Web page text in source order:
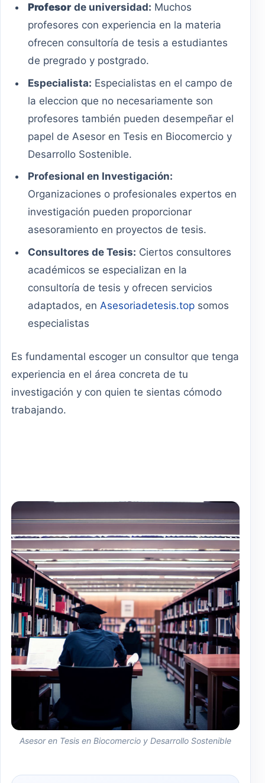
Profesor de universidad: Muchos
profesores con experiencia en la materia
ofrecen consultoría de tesis a estudiantes
de pregrado y postgrado.
Especialista: Especialistas en el campo de
la eleccion que no necesariamente son
profesores también pueden desempeñar el
papel de Asesor en Tesis en Biocomercio y
Desarrollo Sostenible.
Profesional en Investigación:
Organizaciones o profesionales expertos en
investigación pueden proporcionar
asesoramiento en proyectos de tesis.
Consultores de Tesis: Ciertos consultores
académicos se especializan en la
consultoría de tesis y ofrecen servicios
adaptados, enAsesoriadetesis.top somos
especialistas
Es fundamental escoger un consultor que tenga
experiencia en el área concreta de tu
investigación y con quien te sientas cómodo
trabajando.
Asesor en Tesis en Biocomercio y Desarrollo Sostenible